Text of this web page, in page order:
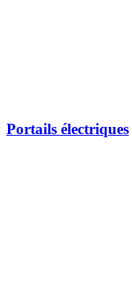
Portails électriques